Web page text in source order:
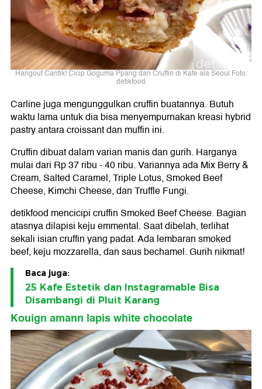
Hangout Cantik! Cicip Goguma Ppang dan Cruffin di Kafe ala Seoul Foto:
detikfood
Carline juga mengunggulkan cruffin buatannya. Butuh
waktu lama untuk dia bisa menyempurnakan kreasi hybrid
pastry antara croissant dan muffin ini.
Cruffin dibuat dalam varian manis dan gurih. Harganya
mulai dari Rp 37 ribu - 40 ribu. Variannya ada Mix Berry &
Cream, Salted Caramel, Triple Lotus, Smoked Beef
Cheese, Kimchi Cheese, dan Truffle Fungi.
detikfood mencicipi cruffin Smoked Beef Cheese. Bagian
atasnya dilapisi keju emmental. Saat dibelah, terlihat
sekali isian cruffin yang padat. Ada lembaran smoked
beef, keju mozzarella, dan saus bechamel. Gurih nikmat!
Baca juga:
25 Kafe Estetik dan Instagramable Bisa
Disambangi di Pluit Karang
Kouign amann lapis white chocolate